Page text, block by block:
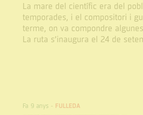
La mare del científic era del
temporades, i el compositori i
terme, on va compondre
La ruta s’inaugura el 24 de
Fa 9 anys - FULLEDA